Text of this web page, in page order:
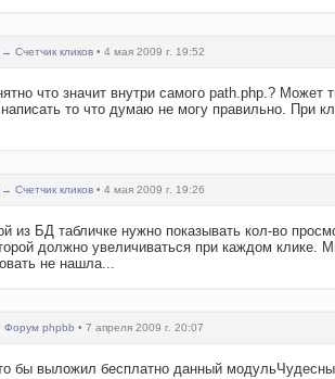
→ Счетчик кликов • 4 мая 2009 г. 19:52
что значит внутри самого path.php.?
написать то что думаю не могу правильно. При
→ Счетчик кликов • 4 мая 2009 г. 19:26
из БД табличке нужно показывать кол-во
должно увеличиваться при каждом
не нашла...
Форум phpbb • 7 апреля 2009 г. 20:07
бы выложил бесплатно данный